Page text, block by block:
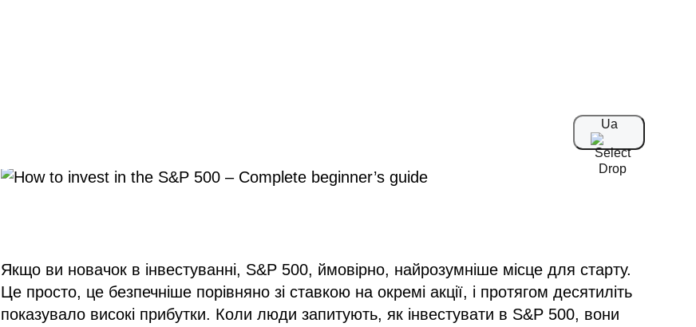
Ua
Якщо ви новачок в інвестуванні, S&P 500, ймовірно, найрозумніше місце для старту.
Це просто, це безпечніше порівняно зі ставкою на окремі акції, і протягом десятиліть
показувало високі прибутки. Коли люди запитують, як інвестувати в S&P 500, вони